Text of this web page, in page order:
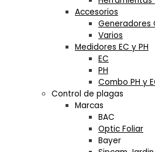
Accesorios
Generadores
Varios
Medidores EC y PH
EC
PH
Combo PH y
Control de plagas
Marcas
BAC
Optic Foliar
Bayer